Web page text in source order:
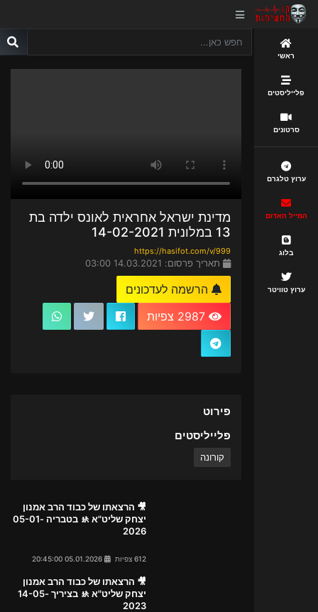
ראשי
פלייליסטים
סרטונים
ערוץ טלגרם
המייל האדום
בלוג
ערוץ טוויטר
מדינת ישראל אחראית לאונס ילדה בת
13 במלונית 14-02-2021
https://hasifot.com/v/999
תאריך פרסום: 14.03.2021 03:00
הרשמה לעדכונים
פירוט
פלייליסטים
קורונה
🎥 הרצאתו של כבוד הרב אמנון
יצחק שליט"א 🚸 בטבריה 05-01-
2026
612 צפיות
🎥 הרצאתו של כבוד הרב אמנון
יצחק שליט"א 🚸 בציריך 14-05-
2023